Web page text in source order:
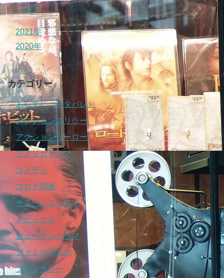
6月
2021年
2020年
カテゴリー
あらすじ（ネタバレ）
アクションスリラー
アクションヒーロー
アメリカドラマ
コメディ
コロナ関連
サスペンスドラマ
トピックス
ヒューマンドラマ
ファミリーもの
ファンタジー